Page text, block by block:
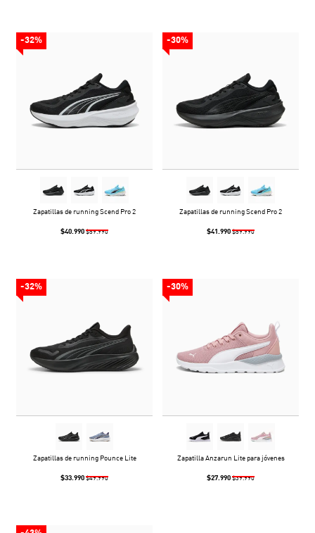
-32%
Zapatillas de running Scend Pro 2
$40.990 $59.990
-30%
Zapatillas de running Scend Pro 2
$41.990 $59.990
-32%
Zapatillas de running Pounce Lite
$33.990 $49.990
-30%
Zapatilla Anzarun Lite para jóvenes
$27.990 $39.990